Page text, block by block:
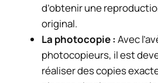
d’obtenir une
original.
La photocopie : Avec
photocopieurs, il est
réaliser des copies